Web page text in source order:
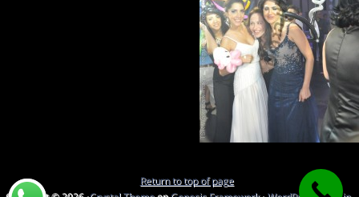
Return to top of page